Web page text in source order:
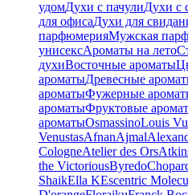
удомДухи с пачулиДухи с
для офисаДухи для
парфюмерияМужская
унисексАроматы на лето
духиВосточные ароматы
ароматыДревесные
ароматыФужерные
ароматыФруктовые
ароматыOsmassinoLouis
VenustasAfnanAjmal
CologneAtelier des Ors
the VictoriousByredo
ShaikElla KEscentric